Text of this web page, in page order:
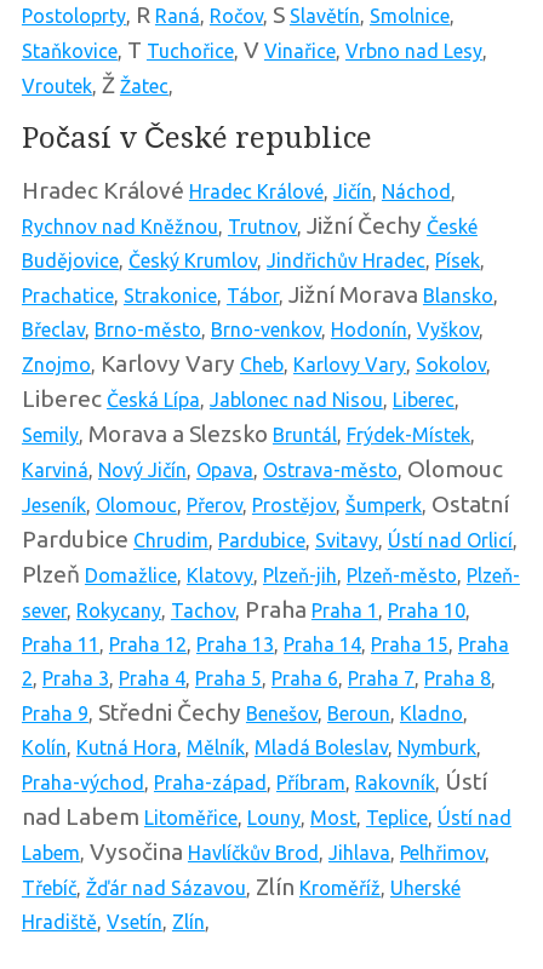
Postoloprty, R Raná, Ročov, S Slavětín, Smolnice,
Staňkovice, T Tuchořice, V Vinařice, Vrbno nad Lesy,
Vroutek, Ž Žatec,
Počasí v České republice
Hradec Králové Hradec Králové, Jičín, Náchod ,
Rychnov nad Kněžnou, Trutnov, Jižní Čechy České
Budějovice, Český Krumlov, Jindřichův Hradec, Písek,
Prachatice, Strakonice, Tábor, Jižní Morava Blansko,
Břeclav, Brno-město, Brno-venkov, Hodonín, Vyškov,
Znojmo, Karlovy Vary Cheb, Karlovy Vary, Sokolov,
Liberec Česká Lípa, Jablonec nad Nisou, Liberec,
Semily, Morava a Slezsko Bruntál, Frýdek-Místek,
Karviná, Nový Jičín, Opava, Ostrava-město, Olomouc
Jeseník, Olomouc, Přerov, Prostějov, Šumperk, Ostatní
Pardubice Chrudim, Pardubice, Svitavy, Ústí nad Orlicí,
Plzeň Domažlice, Klatovy, Plzeň-jih, Plzeň-město, Plzeň-
sever, Rokycany, Tachov, Praha Praha 1 , Praha 10,
Praha 11 , Praha 12, Praha 13, Praha 14, Praha 15, Praha
2, Praha 3, Praha 4, Praha 5, Praha 6, Praha 7, Praha 8,
Praha 9, Středni Čechy Benešov, Beroun, Kladno,
Kolín, Kutná Hora, Mělník, Mladá Boleslav, Nymburk,
Praha-východ , Praha-západ , Příbram, Rakovník, Ústí
nad Labem Litoměřice, Louny, Most, Teplice, Ústí nad
Labem, Vysočina Havlíčkův Brod , Jihlava, Pelhřimov,
Třebíč, Žďár nad Sázavou, Zlín Kroměříž, Uherské
Hradiště, Vsetín, Zlín,